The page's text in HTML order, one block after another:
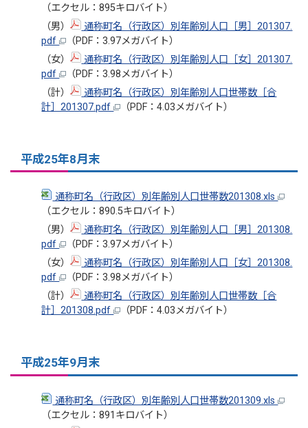
（エクセル：895キロバイト）
（男）
通称町名（行政区）別年齢別人口［男］201307.
pdf
（PDF：3.97メガバイト）
（女）
通称町名（行政区）別年齢別人口［女］201307.
pdf
（PDF：3.98メガバイト）
（計）
通称町名（行政区）別年齢別人口世帯数［合
計］201307.pdf
（PDF：4.03メガバイト）
平成25年8月末
通称町名（行政区）別年齢別人口世帯数201308.xls
（エクセル：890.5キロバイト）
（男）
通称町名（行政区）別年齢別人口［男］201308.
pdf
（PDF：3.97メガバイト）
（女）
通称町名（行政区）別年齢別人口［女］201308.
pdf
（PDF：3.98メガバイト）
（計）
通称町名（行政区）別年齢別人口世帯数［合
計］201308.pdf
（PDF：4.03メガバイト）
平成25年9月末
通称町名（行政区）別年齢別人口世帯数201309.xls
（エクセル：891キロバイト）